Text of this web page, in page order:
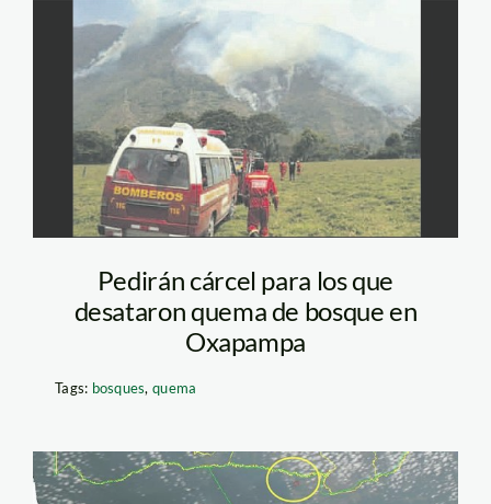
Pedirán cárcel para los que
desataron quema de bosque en
Oxapampa
Tags: bosques,quema